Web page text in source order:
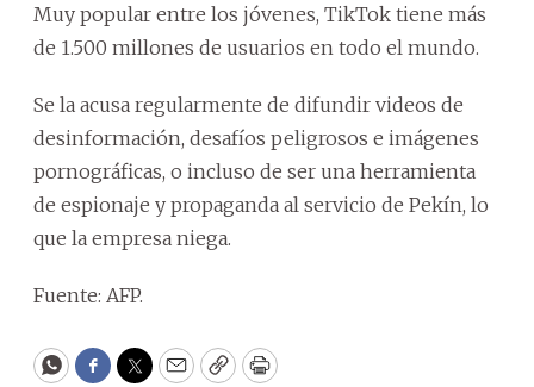
Muy popular entre los jóvenes, TikTok tiene más
de 1.500 millones de usuarios en todo el mundo.
Se la acusa regularmente de difundir videos de
desinformación, desafíos peligrosos e imágenes
pornográficas, o incluso de ser una herramienta
de espionaje y propaganda al servicio de Pekín, lo
que la empresa niega.
Fuente: AFP.
WhatsApp
Facebook
Twitter
EmailCopyPrint